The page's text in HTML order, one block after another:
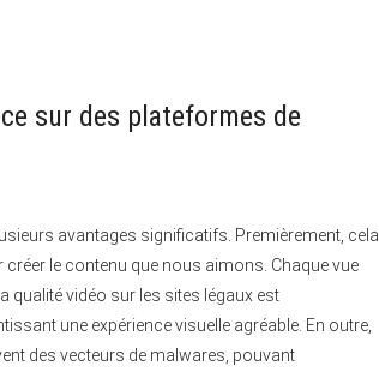
sur des plateformes de
avantages significatifs. Premièrement, cela
le contenu que nous aimons. Chaque vue
qualité vidéo sur les sites légaux est
une expérience visuelle agréable. En outre,
des vecteurs de malwares, pouvant